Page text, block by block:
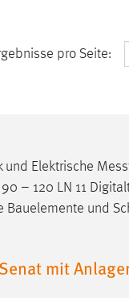
pro Seite:
und Elektrische
– 120 LN 11
Bauelemente und
mit